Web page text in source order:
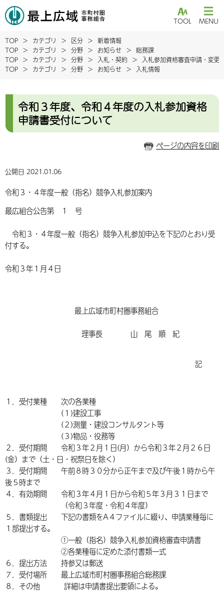
TOOL MENU
TOP カテゴリ 区分
新着情報
TOP
カテゴリ 分野 お知らせ
総務課
TOP
カテゴリ 分野 入札・契約
入札参加資格審査申請・変更
TOP
カテゴリ 分野 お知らせ 入札情報
令和３年度、令和４年度の入札参加資格
申請書受付について
ページの内容を印刷
公開日 2021.01.06
令和３・４年度一般（指名）競争入札参加案内
最広組合公告第 １ 号
令和３・４年度一般（指名）競争入札参加申込を下記のとおり受
付する。
令和３年１月４日
最上広域市町村圏事務組合
理事長 山 尾 順 紀
記
１．受付業種 次の各業種
(１)建設工事
(２)測量・建設コンサルタント等
(３)物品・役務等
２．受付期間 令和３年２月１日(月）から令和３年２月２６日
(金）まで（土・日・祝祭日を除く）
３．受付期間 午前８時３０分から正午まで及び午後１時から午
後５時まで
４．有効期間 令和３年４月１日から令和５年３月３１日まで
（令和３年度・令和４年度）
５．書類提出 下記の書類をA４ファイルに綴り、申請業種毎に
１部提出する。
①一般（指名）競争入札参加資格審査申請書
②各業種毎に定めた添付書類一式
６．提出方法 持参又は郵送
７．受付場所 最上広域市町村圏事務組合総務課
８．その他 詳細は申請書提出要領による。